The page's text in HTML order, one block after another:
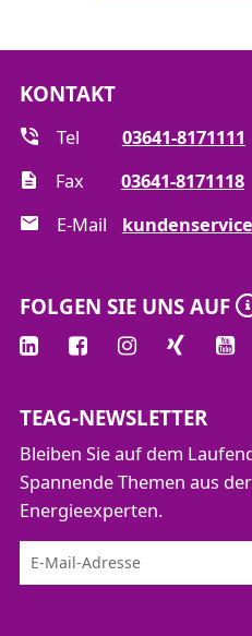
KONTAKT
Tel
03641-8171111
Fax
03641-8171118
E-Mail
FOLGEN SIE UNS AUF
TEAG-NEWSLETTER
Bleiben Sie auf dem
Spannende Themen aus
Energieexperten.